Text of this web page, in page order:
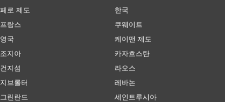
페로 제도
프랑스
영국
조지아
건지섬
지브롤터
그린란드
한국
쿠웨이트
케이맨 제도
카자흐스탄
라오스
레바논
세인트루시아